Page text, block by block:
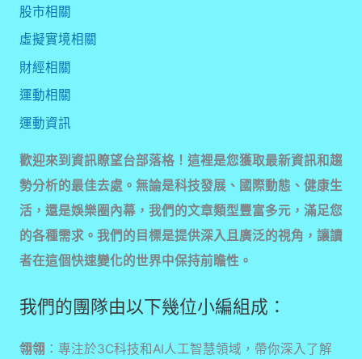
股市相關
虛擬實境相關
財經相關
運動相關
運動資訊
歡迎來到資訊瞭望台部落格！這裡是您獲取最新資訊和趨
勢分析的最佳去處。無論是科技發展、國際動態、健康生
活，還是娛樂圈內幕，我們的文章類型豐富多元，滿足您
的各種需求。我們的目標是提供深入且廣泛的視角，讓讀
者在這個快速變化的世界中保持前瞻性。
我們的團隊由以下幾位小編組成：
翎翎 ：專注於3C科技和AI人工智慧領域，帶你深入了解